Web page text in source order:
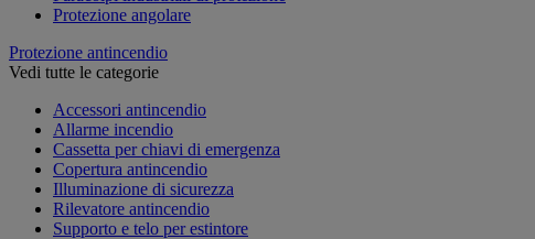
Protezione angolare
Protezione antincendio
Vedi tutte le categorie
Accessori antincendio
Allarme incendio
Cassetta per chiavi di emergenza
Copertura antincendio
Illuminazione di sicurezza
Rilevatore antincendio
Supporto e telo per estintore